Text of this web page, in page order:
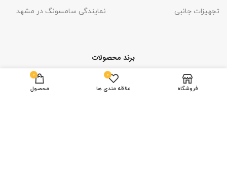
تجهیزات جانبی
نمایندگی سامسونگ در مشهد
برند محصولات
فروشگاه
0
علاقه مندی ها
0
محصول